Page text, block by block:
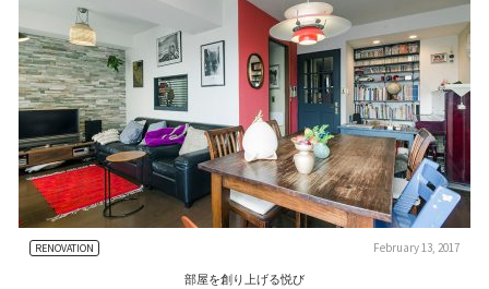
RENOVATION February 13, 2017
部屋を創り上げる悦び